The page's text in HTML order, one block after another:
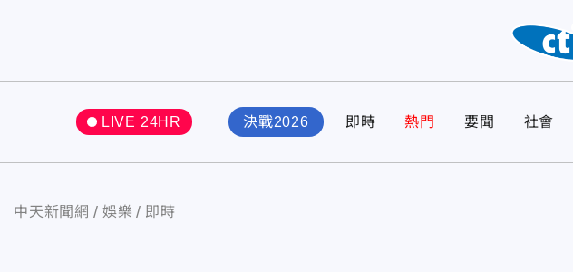
LIVE 24HR 決戰2026 即時 熱門 要聞 社會
中天新聞網 娛樂 即時